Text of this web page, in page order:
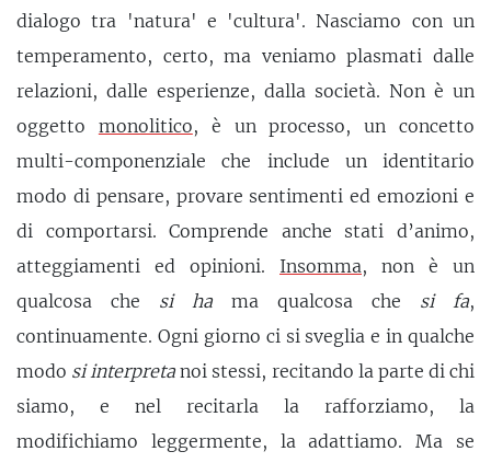
dialogo tra 'natura' e 'cultura'. Nasciamo con un
temperamento, certo, ma veniamo plasmati dalle
relazioni, dalle esperienze, dalla società. Non è un
oggetto monolitico, è un processo, un concetto
multi-componenziale che include un identitario
modo di pensare, provare sentimenti ed emozioni e
di comportarsi. Comprende anche stati d’animo,
atteggiamenti ed opinioni. Insomma, non è un
qualcosa che si hama qualcosa che si fa,
continuamente. Ogni giorno ci si sveglia e in qualche
modo si interpretanoi stessi, recitando la parte di chi
siamo, e nel recitarla la rafforziamo, la
modifichiamo leggermente, la adattiamo. Ma se